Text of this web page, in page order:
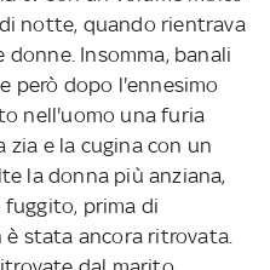
notte, quando rientrava
Insomma, banali
però dopo l'ennesimo
nell'uomo una furia
zia e la cugina con un
la donna più anziana,
fuggito, prima di
è stata ancora ritrovata.